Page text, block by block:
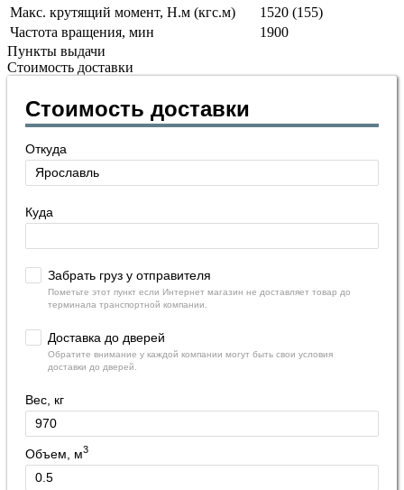
Макс. крутящий момент, Н.м (кгс.м)
1520 (155)
Частота вращения, мин
1900
Пункты выдачи
Стоимость доставки
Стоимость доставки
Откуда
Куда
Забрать груз у отправителя
Пометьте этот пункт если Интернет магазин не доставляет товар до
терминала транспортной компании.
Доставка до дверей
Обратите внимание у каждой компании могут быть свои условия
доставки до дверей.
Вес, кг
Объем, м3